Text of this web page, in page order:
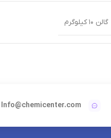
گالن 10 کیلوگرم
Info@chemicenter.com